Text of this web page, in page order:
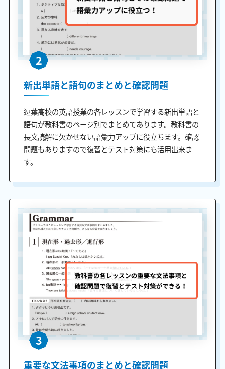
2
新出単語と語句のまとめと確認問題
逗葉高校の英語授業の各レッスンで学習する新出単語と
語句が教科書のページ別でまとめてあります。教科書の
長文読解に欠かせない語彙力アップに役立ちます。確認
問題もありますので復習とテスト対策にも活用出来ま
す。
3
重要な文法事項のまとめと確認問題